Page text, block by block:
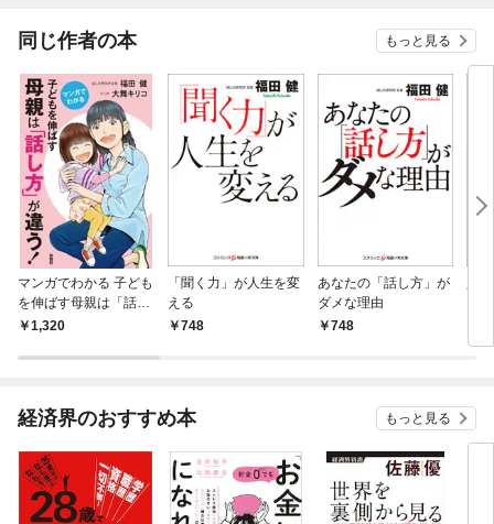
同じ作者の本 もっと見る
マンガでわかる 子ども
を伸ばす母親は「話し
方」が違う！
1,320
「聞く力」が人生を変
える
748
あなたの「話し方」が
ダメな理由
748
経済界のおすすめ本 もっと見る